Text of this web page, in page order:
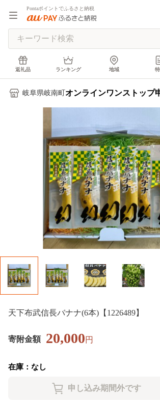
Pontaポイントでふるさと納税
返礼品 ランキング 地域
岐阜県岐南町 オンラインワンストップ
天下布武信長バナナ(6本)【1226489】
寄附金額 20,000円
在庫：なし